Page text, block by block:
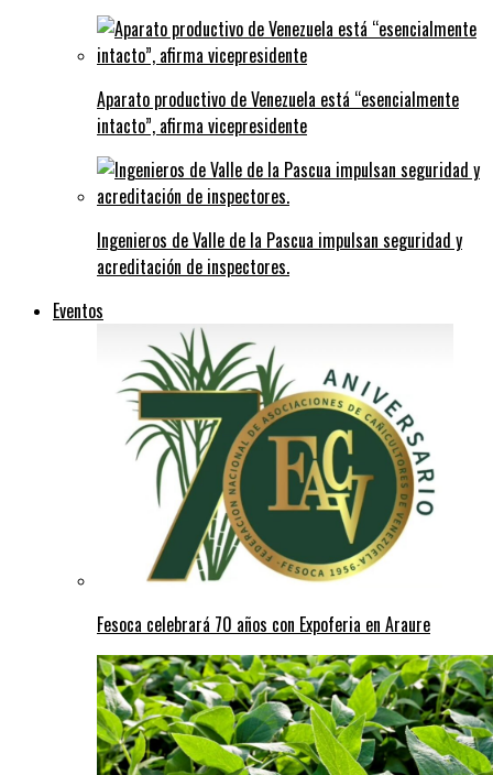
Aparato productivo de Venezuela está “esencialmente
intacto”, afirma vicepresidente
Ingenieros de Valle de la Pascua impulsan seguridad y
acreditación de inspectores.
Eventos
Fesoca celebrará 70 años con Expoferia en Araure